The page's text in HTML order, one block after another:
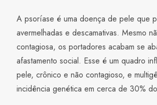
A psoríase é uma doença de pele que
avermelhadas e descamativas. Mesmo
contagiosa, os portadores acabam se
afastamento social. Esse é um quadro
pele, crônico e não contagioso, e
incidência genética em cerca de 30%